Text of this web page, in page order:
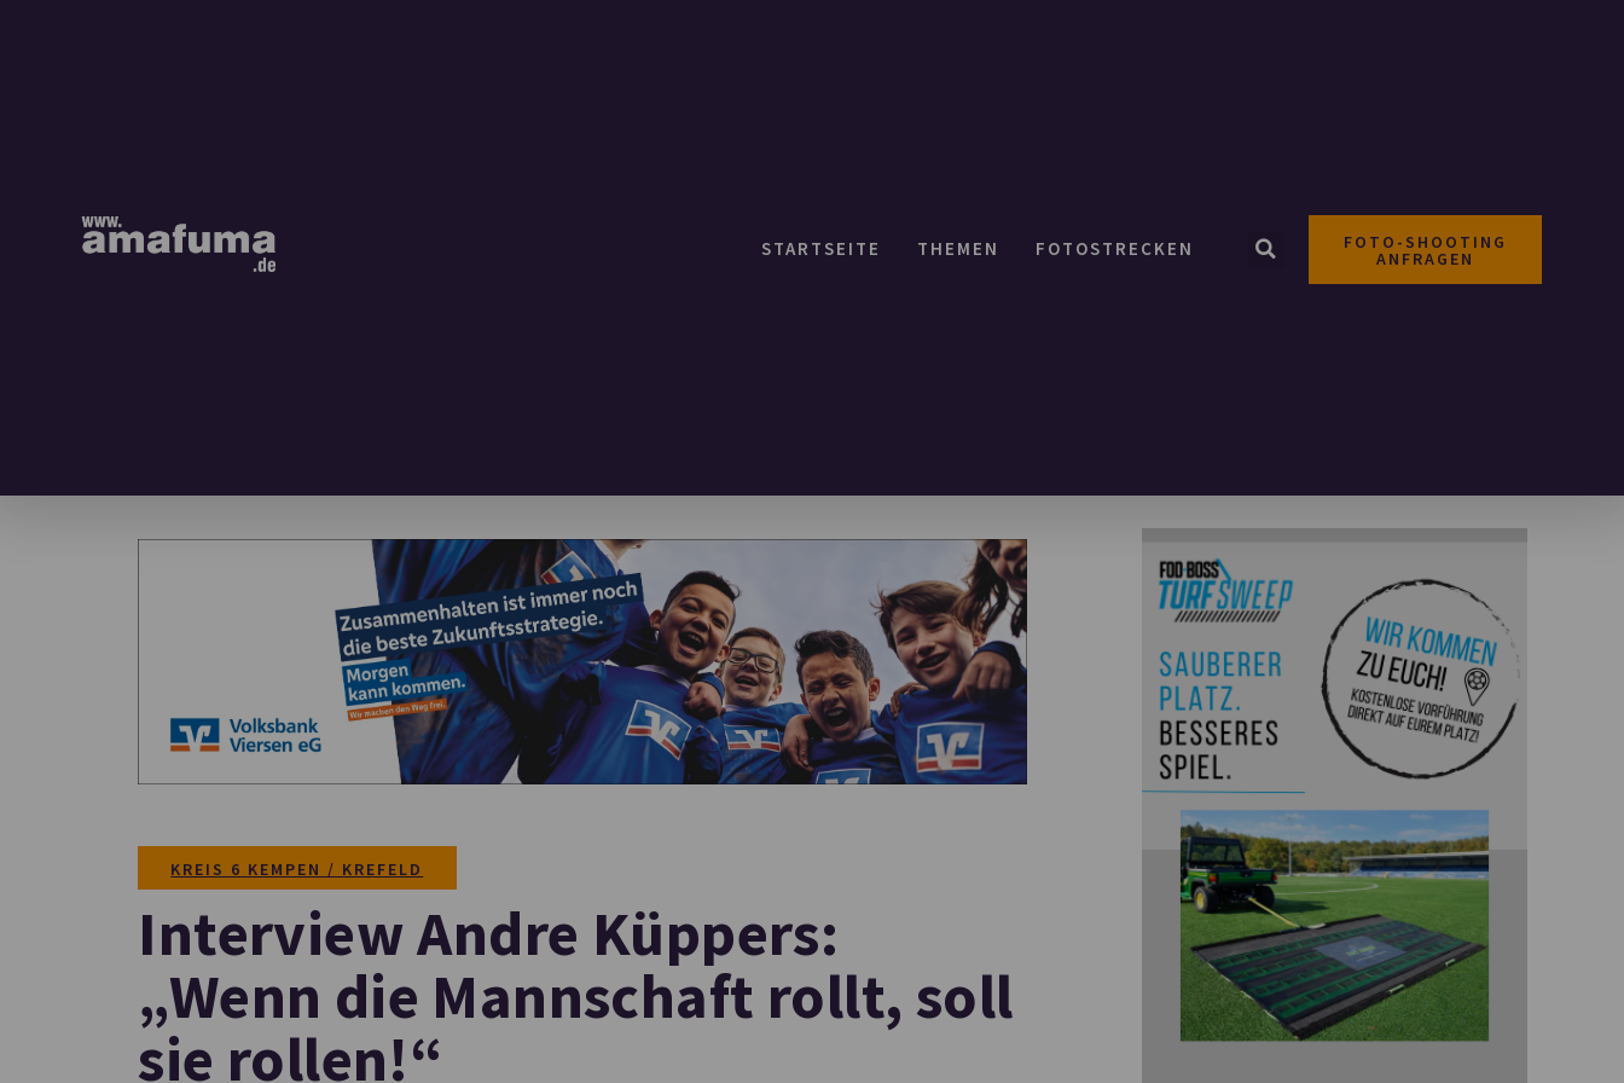
STARTSEITE THEMEN FOTOSTRECKEN FOTO-SHOOTING
ANFRAGEN
KREIS 6 KEMPEN / KREFELD
Interview Andre Küppers:
„Wenn die Mannschaft rollt, soll
sie rollen!“